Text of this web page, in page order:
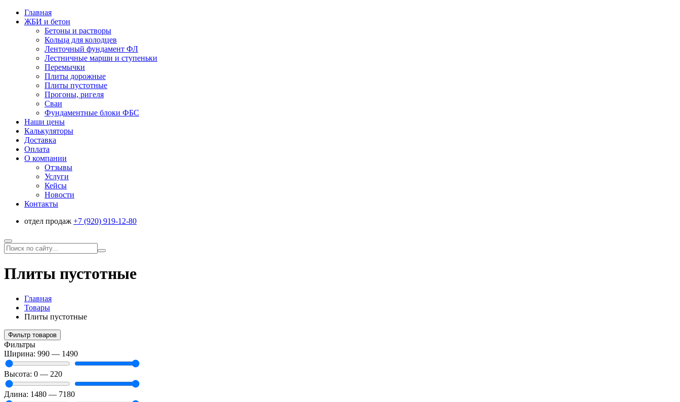
Главная
ЖБИ и бетон
Бетоны и растворы
Кольца для колодцев
Ленточный фундамент ФЛ
Лестничные марши и ступеньки
Перемычки
Плиты дорожные
Плиты пустотные
Прогоны, ригеля
Сваи
Фундаментные блоки ФБС
Наши цены
Калькуляторы
Доставка
Оплата
О компании
Отзывы
Услуги
Кейсы
Новости
Контакты
отдел продаж +7 (920) 919-12-80
Плиты пустотные
Главная
Товары
Плиты пустотные
Фильтр товаров
Фильтры
Ширина: 990 — 1490
Высота: 0 — 220
Длина: 1480 — 7180